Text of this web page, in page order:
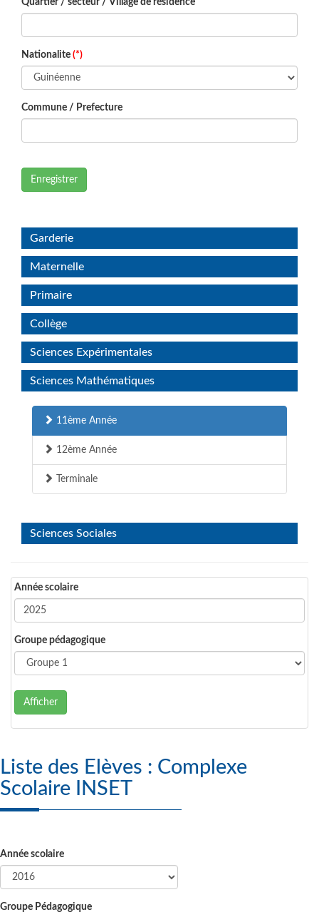
Quartier / secteur / Village de résidence
Nationalite (*)
Commune / Prefecture
Enregistrer
Garderie
Maternelle
Primaire
Collège
Sciences Expérimentales
Sciences Mathématiques
11ème Année
12ème Année
Terminale
Sciences Sociales
Année scolaire
Groupe pédagogique
Afficher
Liste des Elèves : Complexe
Scolaire INSET
Année scolaire
Groupe Pédagogique